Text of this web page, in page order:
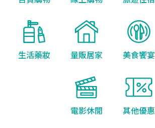
生活藥妝 量販居家 美食饗宴
電影休閒 其他優惠